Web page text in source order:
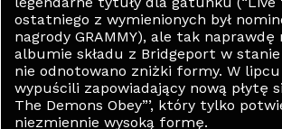
ostatniego z wymienionych był
nagrody GRAMMY), ale tak naprawdę
albumie składu z Bridgeport w
nie odnotowano zniżki formy. W
wypuścili zapowiadający nową płytę
The Demons Obey”’, który tylko
niezmiennie wysoką formę.